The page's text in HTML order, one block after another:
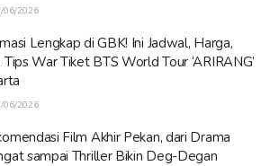
06/2026
Lengkap di GBK! Ini Jadwal, Harga,
Tips War Tiket BTS World Tour ‘ARIRANG’
06/2026
Film Akhir Pekan, dari Drama
sampai Thriller Bikin Deg-Degan